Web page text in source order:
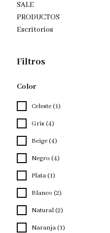
SALE
PRODUCTOS
Escritorios
Filtros
Color
Celeste (1)
Gris (4)
Beige (4)
Negro (4)
Plata (1)
Blanco (2)
Natural (2)
Naranja (1)